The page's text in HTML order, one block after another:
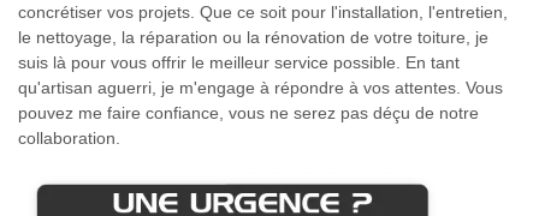
concrétiser vos projets. Que ce soit pour l'installation, l'entretien,
le nettoyage, la réparation ou la rénovation de votre toiture, je
suis là pour vous offrir le meilleur service possible. En tant
qu'artisan aguerri, je m'engage à répondre à vos attentes. Vous
pouvez me faire confiance, vous ne serez pas déçu de notre
collaboration.